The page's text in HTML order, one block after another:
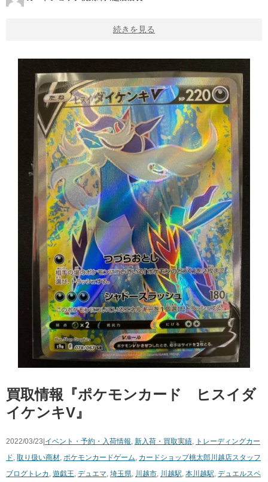
続きを見る
買取情報『ポケモンカード ヒスイダ
イケンキV』
2022/03/23| イベント・予約・入荷情報, 新入荷・買取実績, トレーディングカー
ド, 取り扱い商材, ポケモンカードゲーム, カードショップ桃太郎川越店スタッフ
ブログ トレカ , 遊戯王, デュエマ, 埼玉県, 川越市, 川越駅, 本川越駅, デュエルスペ